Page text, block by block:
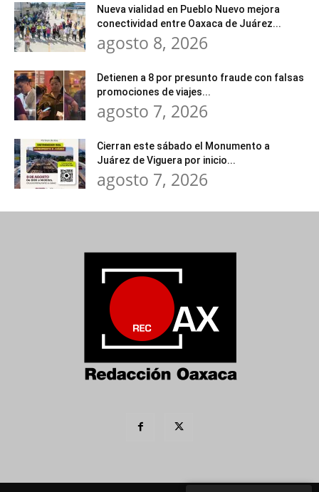
Nueva vialidad en Pueblo Nuevo mejora
conectividad entre Oaxaca de Juárez...
agosto 8, 2026
Detienen a 8 por presunto fraude con falsas
promociones de viajes...
agosto 7, 2026
Cierran este sábado el Monumento a
Juárez de Viguera por inicio...
agosto 7, 2026